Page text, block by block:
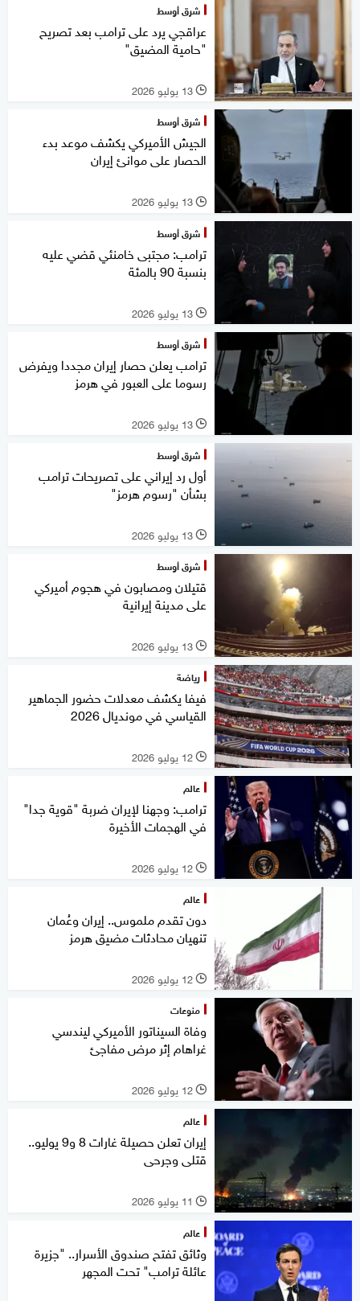
شرق أوسط
عراقجي يرد على ترامب بعد تصريح
"حامية المضيق"
l 13 يوليو 2026
شرق أوسط
الجيش الأميركي يكشف موعد بدء
الحصار على موانئ إيران
l 13 يوليو 2026
شرق أوسط
ترامب: مجتبى خامنئي قضي عليه
بنسبة 90 بالمئة
l 13 يوليو 2026
شرق أوسط
ترامب يعلن حصار إيران مجددا ويفرض
رسوما على العبور في هرمز
l 13 يوليو 2026
شرق أوسط
أول رد إيراني على تصريحات ترامب
بشأن "رسوم هرمز"
l 13 يوليو 2026
شرق أوسط
قتيلان ومصابون في هجوم أميركي
على مدينة إيرانية
l 13 يوليو 2026
رياضة
فيفا يكشف معدلات حضور الجماهير
القياسي في مونديال 2026
l 12 يوليو 2026
عالم
ترامب: وجهنا لإيران ضربة "قوية جدا"
في الهجمات الأخيرة
l 12 يوليو 2026
عالم
دون تقدم ملموس.. إيران وعُمان
تنهيان محادثات مضيق هرمز
l 12 يوليو 2026
منوعات
وفاة السيناتور الأميركي ليندسي
غراهام إثر مرض مفاجئ
l 12 يوليو 2026
عالم
إيران تعلن حصيلة غارات 8 و9 يوليو..
قتلى وجرحى
l 11 يوليو 2026
عالم
وثائق تفتح صندوق الأسرار.. "جزيرة
عائلة ترامب" تحت المجهر